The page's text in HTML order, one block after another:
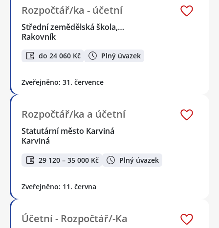
Rozpočtář/ka - účetní
Střední zemědělská škola,…
Rakovník
do 24 060 Kč Plný úvazek
Zveřejněno: 31. července
Rozpočtář/ka a účetní
Statutární město Karviná
Karviná
29 120 – 35 000 Kč Plný úvazek
Zveřejněno: 11. června
Účetní - Rozpočtář/-Ka